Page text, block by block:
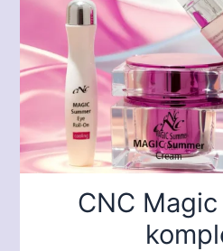
CNC